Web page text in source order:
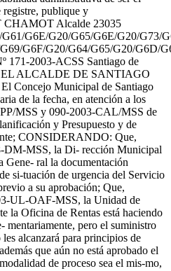
publique y
Alcalde 23035
G6E/G20/G65/G6E/G20/G73/
G6F/G20/G64/G65/G20/G6D/
171-2003-ACSS Santiago de
EL ALCALDE DE SANTIAGO
Concejo Municipal de Santiago
de la fecha, en atención a los
MSS y 090-2003-CAL/MSS de
y Presupuesto y de
CONSIDERANDO: Que,
DM-MSS, la Di- rección Municipal
Gene- ral la documentación
si-tuación de urgencia del Servicio
a su aprobación; Que,
UL-OAF-MSS, la Unidad de
la Oficina de Rentas está haciendo
mentariamente, pero el suministro
alcanzará para principios de
que aún no está aprobado el
de proceso sea el mis-mo,